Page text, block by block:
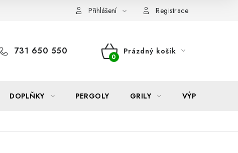
Formulář odstoupení od smlouvy
Přihlášení Registrace
731 650 550
NÁKUPNÍ
Prázdný košík
DOPLŇKY PERGOLY GRILY VÝPRODEJ